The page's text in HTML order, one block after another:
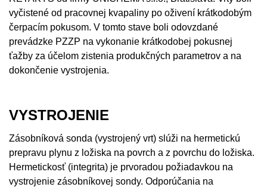
vyčistené od pracovnej kvapaliny po oživení krátkodobým
čerpacím pokusom. V tomto stave boli odovzdané
prevádzke PZZP na vykonanie krátkodobej pokusnej
ťažby za účelom zistenia produkčných parametrov a na
dokončenie vystrojenia.
VYSTROJENIE
Zásobníková sonda (vystrojený vrt) slúži na hermetickú
prepravu plynu z ložiska na povrch a z povrchu do ložiska.
Hermetickosť (integrita) je prvoradou požiadavkou na
vystrojenie zásobníkovej sondy. Odporúčania na